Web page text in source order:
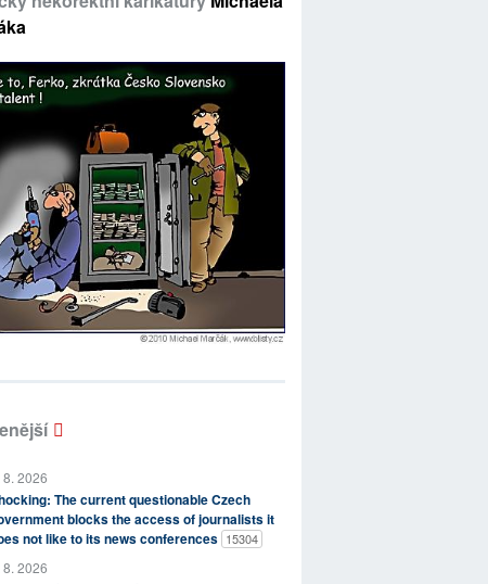
8. 2026
The current questionable Czech
blocks the access of journalists it
not like to its news conferences 15304
8. 2026